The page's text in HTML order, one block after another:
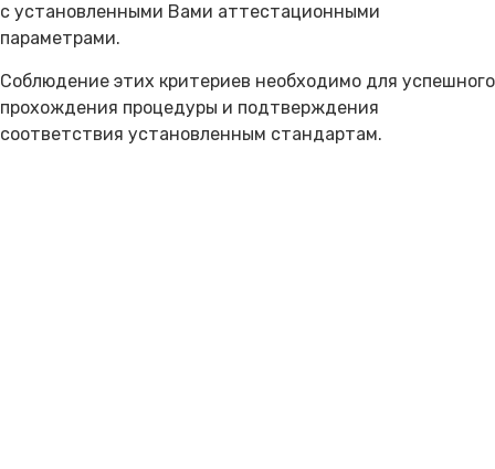
с установленными Вами аттестационными
параметрами.
Соблюдение этих критериев необходимо для успешного
прохождения процедуры и подтверждения
соответствия установленным стандартам.